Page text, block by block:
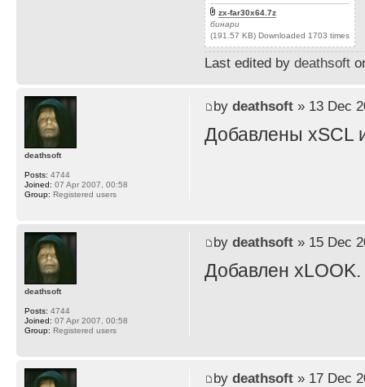
zx-far30x64.7z
бинари
(191.57 KB) Downloaded 1703 times
Last edited by deathsoft
by deathsoft» 13 Dec
Добавлены xSCL
deathsoft
Posts: 4744
Joined: 07 Apr 2007, 00:58
Group: Registered users
by deathsoft» 15 Dec
Добавлен xLOOK.
deathsoft
Posts: 4744
Joined: 07 Apr 2007, 00:58
Group: Registered users
by deathsoft» 17 Dec